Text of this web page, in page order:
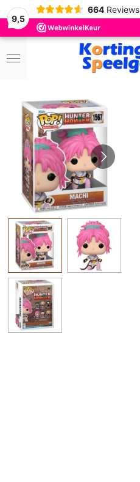
9,5
664 Reviews